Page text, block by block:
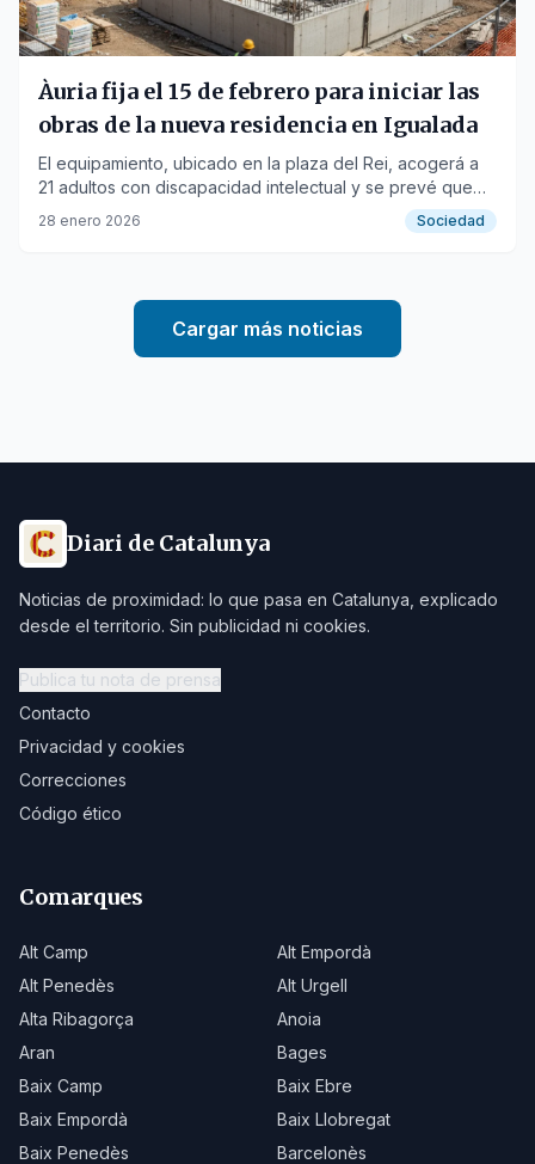
Àuria fija el 15 de febrero para iniciar las
obras de la nueva residencia en Igualada
El equipamiento, ubicado en la plaza del Rei, acogerá a
21 adultos con discapacidad intelectual y se prevé que
esté operativo en mayo de 2027.
28 enero 2026 Sociedad
Cargar más noticias
Diari de Catalunya
Noticias de proximidad: lo que pasa en Catalunya, explicado
desde el territorio. Sin publicidad ni cookies.
Publica tu nota de prensa
Contacto
Privacidad y cookies
Correcciones
Código ético
Comarques
Alt Camp
Alt Empordà
Alt Penedès
Alt Urgell
Alta Ribagorça
Anoia
Aran
Bages
Baix Camp
Baix Ebre
Baix Empordà
Baix Llobregat
Baix Penedès
Barcelonès